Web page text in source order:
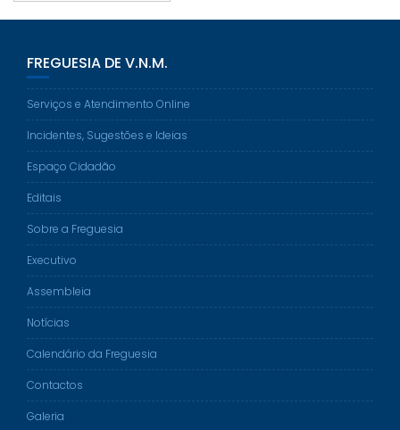
FREGUESIA DE V.N.M.
Serviços e Atendimento Online
Incidentes, Sugestões e Ideias
Espaço Cidadão
Editais
Sobre a Freguesia
Executivo
Assembleia
Notícias
Calendário da Freguesia
Contactos
Galeria